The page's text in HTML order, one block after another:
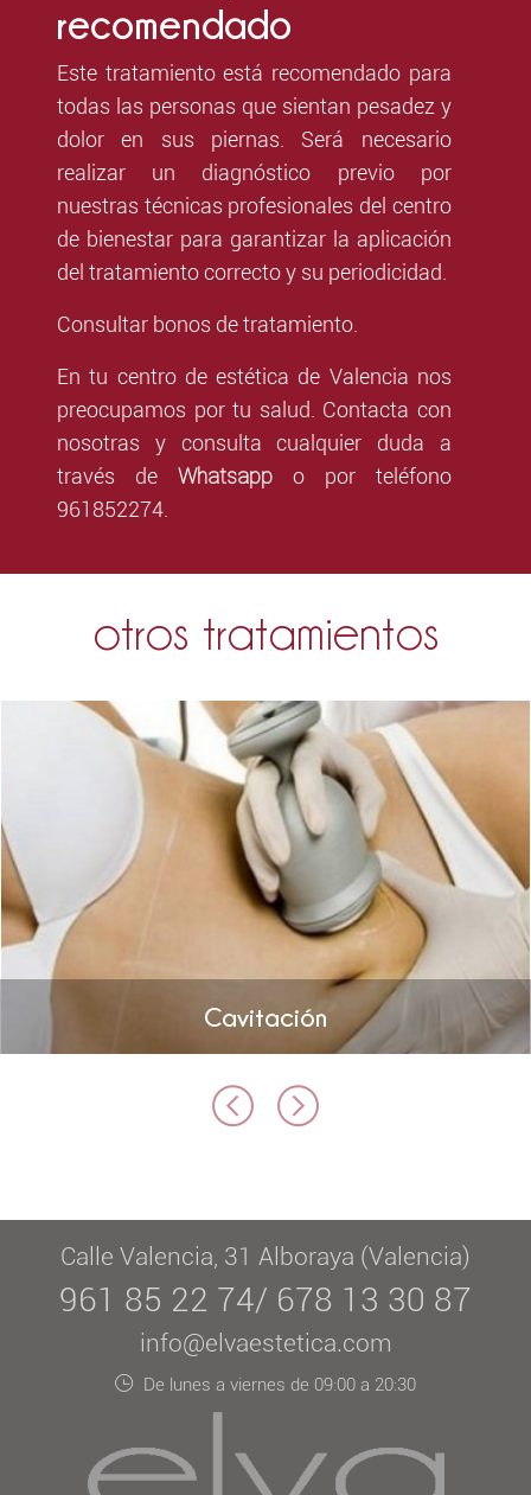
recomendado
Este tratamiento está recomendado para
todas las personas que sientan pesadez y
dolor en sus piernas. Será necesario
realizar un diagnóstico previo por
nuestras técnicas profesionales del centro
de bienestar para garantizar la aplicación
del tratamiento correcto y su periodicidad.
Consultar bonos de tratamiento.
En tu centro de estética de Valencia nos
preocupamos por tu salud. Contacta con
nosotras y consulta cualquier duda a
través de Whatsappo por teléfono
961852274.
otros tratamientos
Cavitación
Calle Valencia, 31 Alboraya (Valencia)
961 85 22 74/ 678 13 30 87
info@elvaestetica.com
De lunes a viernes de 09:00 a 20:30